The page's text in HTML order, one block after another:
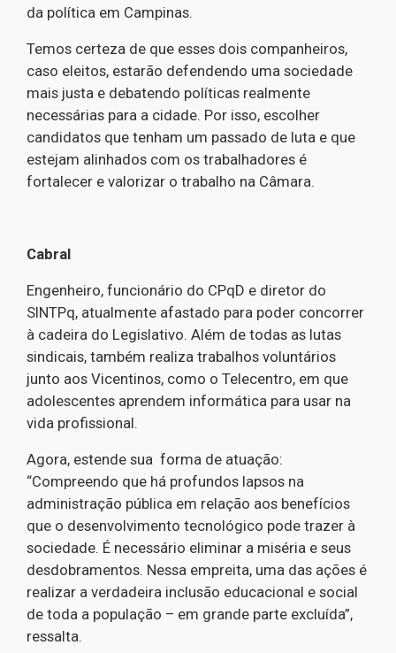
da política em Campinas.
Temos certeza de que esses dois companheiros,
caso eleitos, estarão defendendo uma sociedade
mais justa e debatendo políticas realmente
necessárias para a cidade. Por isso, escolher
candidatos que tenham um passado de luta e que
estejam alinhados com os trabalhadores é
fortalecer e valorizar o trabalho na Câmara.
Cabral
Engenheiro, funcionário do CPqD e diretor do
SINTPq, atualmente afastado para poder concorrer
à cadeira do Legislativo. Além de todas as lutas
sindicais, também realiza trabalhos voluntários
junto aos Vicentinos, como o Telecentro, em que
adolescentes aprendem informática para usar na
vida profissional.
Agora, estende sua forma de atuação:
“Compreendo que há profundos lapsos na
administração pública em relação aos benefícios
que o desenvolvimento tecnológico pode trazer à
sociedade. É necessário eliminar a miséria e seus
desdobramentos. Nessa empreita, uma das ações é
realizar a verdadeira inclusão educacional e social
de toda a população – em grande parte excluída”,
ressalta.